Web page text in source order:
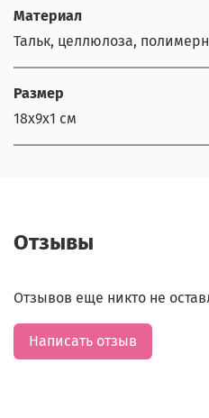
Материал
Тальк, целлюлоза,
Размер
18х9х1 см
Отзывы
Отзывов еще никто не
Написать отзыв